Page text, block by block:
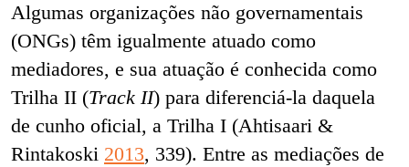
Algumas organizações não governamentais
(ONGs) têm igualmente atuado como
mediadores, e sua atuação é conhecida como
Trilha II (Track II) para diferenciá-la daquela
de cunho oficial, a Trilha I (Ahtisaari &
Rintakoski 2013, 339). Entre as mediações de